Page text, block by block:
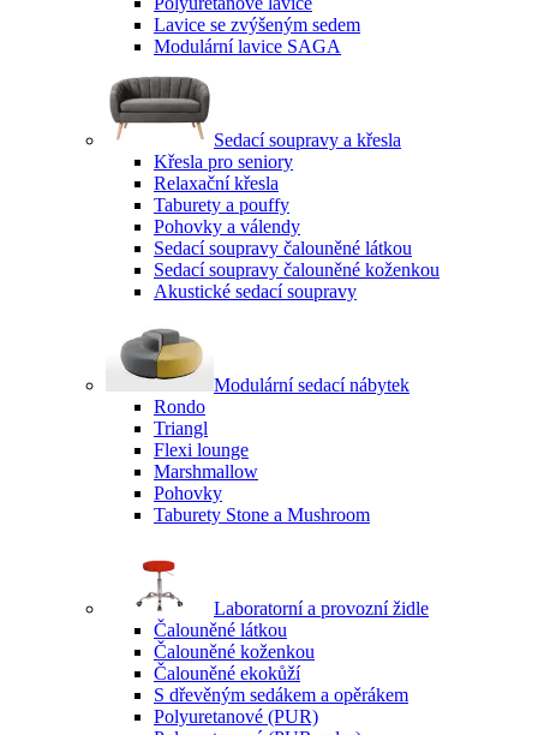
Lavice se zvýšeným sedem
Modulární lavice SAGA
Sedací soupravy a křesla
Křesla pro seniory
Relaxační křesla
Taburety a pouffy
Pohovky a válendy
Sedací soupravy čalouněné látkou
Sedací soupravy čalouněné koženkou
Akustické sedací soupravy
Modulární sedací nábytek
Rondo
Triangl
Flexi lounge
Marshmallow
Pohovky
Taburety Stone a Mushroom
Laboratorní a provozní židle
Čalouněné látkou
Čalouněné koženkou
Čalouněné ekokůží
S dřevěným sedákem a opěrákem
Polyuretanové (PUR)